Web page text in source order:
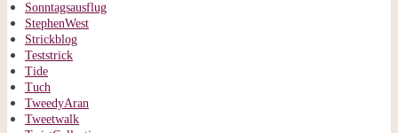
Sonntagsausflug
StephenWest
Strickblog
Teststrick
Tide
Tuch
TweedyAran
Tweetwalk